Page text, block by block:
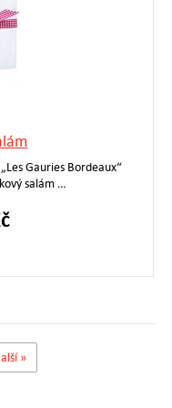
Gauries Bordeaux“
salám …
»